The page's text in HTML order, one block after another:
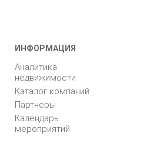
ИНФОРМАЦИЯ
Аналитика
недвижимости
Каталог компаний
Партнеры
Календарь
мероприятий